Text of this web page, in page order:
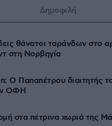
Δημοφιλή
θάνατοι ταράνδων στο
στη Νορβηγία
Ο Παπαπέτρου διαιτητής
ΟΦΗ
στα πέτρινα χωριά της